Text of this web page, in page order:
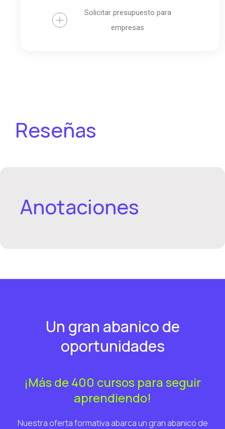
Solicitar presupuesto para
empresas
Reseñas
Anotaciones
Un gran abanico de
oportunidades
¡Más de 400 cursos para seguir
aprendiendo!
Nuestra oferta formativa abarca un gran abanico de